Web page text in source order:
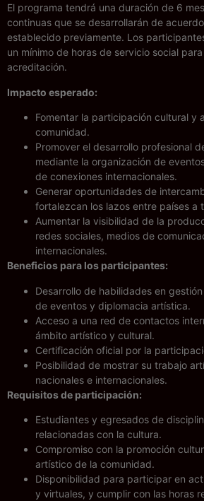
El programa tendrá una duración de 6
continuas que se desarrollarán de
establecido previamente. Los
un mínimo de horas de servicio social
acreditación.
Impacto esperado:
Fomentar la participación cultural y
comunidad.
Promover el desarrollo profesional
mediante la organización de
de conexiones internacionales.
Generar oportunidades de
fortalezcan los lazos entre países a
Aumentar la visibilidad de la
redes sociales, medios de
internacionales.
Beneficios para los participantes:
Desarrollo de habilidades en
de eventos y diplomacia artística.
Acceso a una red de contactos
ámbito artístico y cultural.
Certificación oficial por la
Posibilidad de mostrar su trabajo
nacionales e internacionales.
Requisitos de participación:
Estudiantes y egresados de
relacionadas con la cultura.
Compromiso con la promoción
artístico de la comunidad.
Disponibilidad para participar en
y virtuales, y cumplir con las horas